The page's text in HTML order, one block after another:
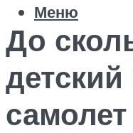
Меню
До
самолет